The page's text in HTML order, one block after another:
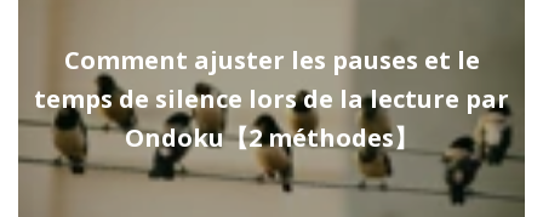
Comment ajuster les pauses et le
temps de silence lors de la lecture par
Ondoku【2 méthodes】